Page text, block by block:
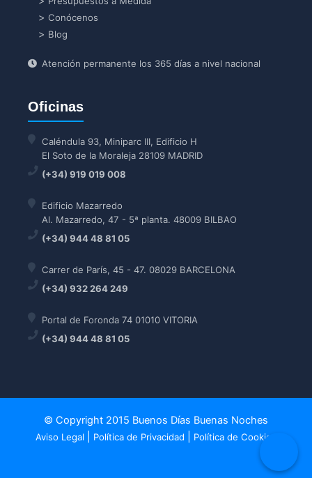
Conócenos
Blog
Atención permanente los 365 días a nivel nacional
Oficinas
Caléndula 93, Miniparc III, Edificio H
El Soto de la Moraleja 28109 MADRID
(+34) 919 019 008
Edificio Mazarredo
Al. Mazarredo, 47 - 5ª planta. 48009 BILBAO
(+34) 944 48 81 05
Carrer de París, 45 - 47. 08029 BARCELONA
(+34) 932 264 249
Portal de Foronda 74 01010 VITORIA
(+34) 944 48 81 05
© Copyright 2015 Buenos Días Buenas Noches
Aviso Legal Política de Privacidad Política de Cookies